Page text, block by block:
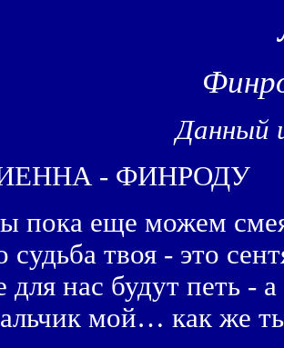
Данный
- ФИНРОДУ
пока еще можем
судьба твоя - это
для нас будут петь -
мой… как же